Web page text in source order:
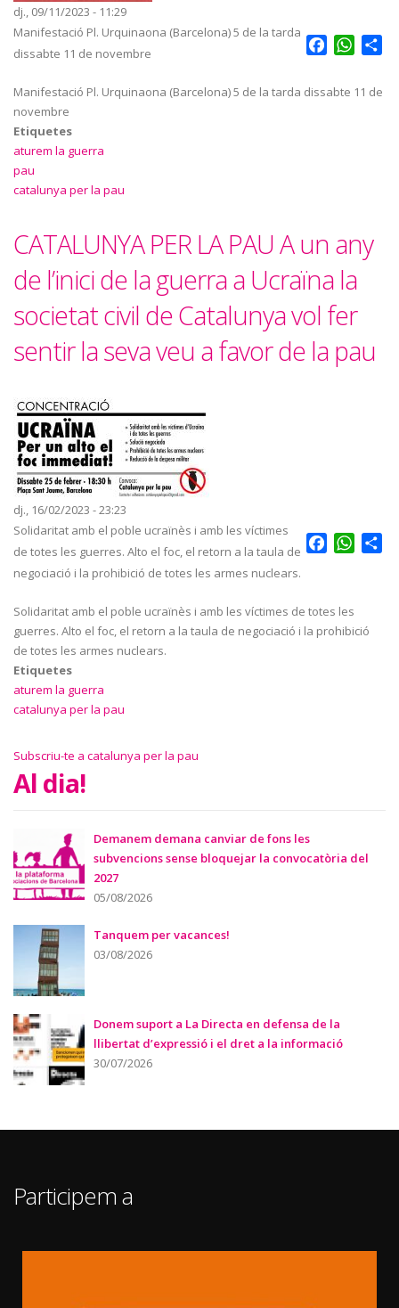
dj., 09/11/2023 - 11:29
Facebook
Manifestació Pl. Urquinaona (Barcelona) 5 de la tarda
dissabte 11 de novembre
Manifestació Pl. Urquinaona (Barcelona) 5 de la tarda dissabte 11 de
novembre
Etiquetes
aturem la guerra
pau
catalunya per la pau
CATALUNYA PER LA PAU A un any
de l’inici de la guerra a Ucraïna la
societat civil de Catalunya vol fer
sentir la seva veu a favor de la pau
dj., 16/02/2023 - 23:23
Facebook
Solidaritat amb el poble ucraïnès i amb les víctimes
de totes les guerres. Alto el foc, el retorn a la taula de
negociació i la prohibició de totes les armes nuclears.
Solidaritat amb el poble ucraïnès i amb les víctimes de totes les
guerres. Alto el foc, el retorn a la taula de negociació i la prohibició
de totes les armes nuclears.
Etiquetes
aturem la guerra
catalunya per la pau
Subscriu-te a catalunya per la pau
Al dia!
Demanem demana canviar de fons les
subvencions sense bloquejar la convocatòria del
2027
05/08/2026
Tanquem per vacances!
03/08/2026
Donem suport a La Directa en defensa de la
llibertat d’expressió i el dret a la informació
30/07/2026
Participem a